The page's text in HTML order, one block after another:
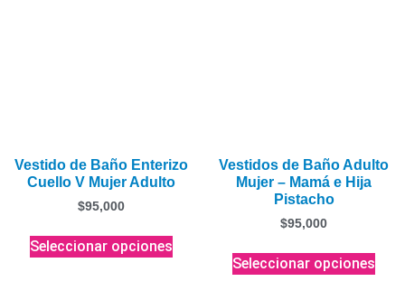
Vestido de Baño Enterizo
Cuello V Mujer Adulto
$95,000
Seleccionar opciones
Vestidos de Baño Adulto
Mujer – Mamá e Hija
Pistacho
$95,000
Seleccionar opciones